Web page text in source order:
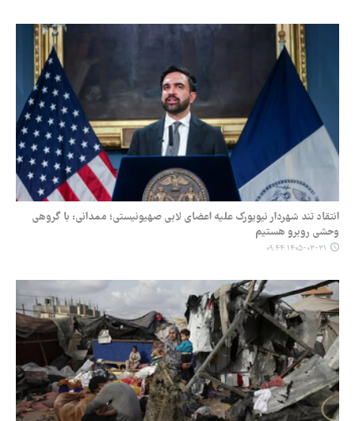
انتقاد تند شهردار نیویورک علیه اعضای لابی صهیونیستی؛ ممدانی: با گروهی
وحشی‌ روبرو هستیم
۱۴۰۵-۰۳-۳۱ ۰۹:۴۴